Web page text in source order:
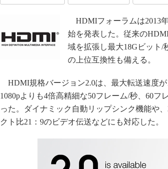
光伝送技術を知る
“異端児エンジニア”が仕
改革、執念の180日
イノベーションは日本を
JASA発IoT通信
IHSアナリスト「未来展
「英語に愛されないエン
ための新行動論
HDMIフォーラムは2013
始を発表した。従来の
域を拡張し最大18Gビット/
の上位互換性も備える。
HDMI規格バージョン2.0は、最大転送速度
1080pよりも4倍高精細な50フレーム/秒、60フ
った。ダイナミック自動リップシンク機能や
クト比21：9のビデオ伝送などにも対応した。